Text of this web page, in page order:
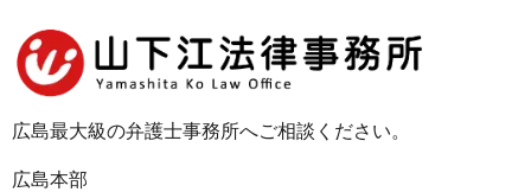
広島最大級の弁護士事務所へご相談ください。
広島本部